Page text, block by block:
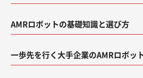
AMRロボットの基礎知識と選び方
一歩先を行く大手企業のAMRロボッ